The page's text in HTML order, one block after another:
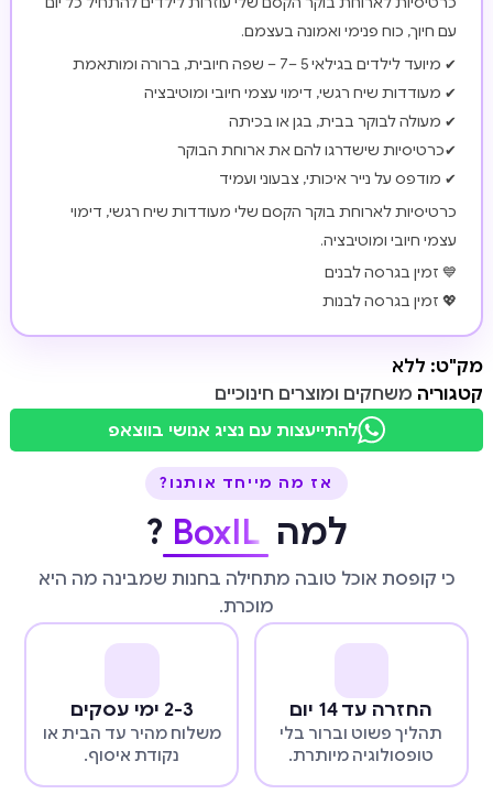
עם חיוך, כוח פנימי ואמונה בעצמם.
✔ מיועד לילדים בגילאי 5 –7 – שפה חיובית, ברורה ומותאמת
✔ מעודדות שיח רגשי, דימוי עצמי חיובי ומוטיבציה
✔ מעולה לבוקר בבית, בגן או בכיתה
✔כרטיסיות שישדרגו להם את ארוחת הבוקר
✔ מודפס על נייר איכותי, צבעוני ועמיד
כרטיסיות לארוחת בוקר הקסם שלי מעודדות שיח רגשי, דימוי
עצמי חיובי ומוטיבציה.
💙 זמין בגרסה לבנים
💖 זמין בגרסה לבנות
מק"ט: ללא
קטגוריה משחקים ומוצרים חינוכיים
להתייעצות עם נציג אנושי בווצאפ
אז מה מייחד אותנו?
למה BoxIL
?
כי קופסת אוכל טובה מתחילה בחנות שמבינה מה היא
מוכרת.
החזרה עד 14 יום
תהליך פשוט וברור בלי
טופסולוגיה מיותרת.
2-3 ימי עסקים
משלוח מהיר עד הבית או
נקודת איסוף.